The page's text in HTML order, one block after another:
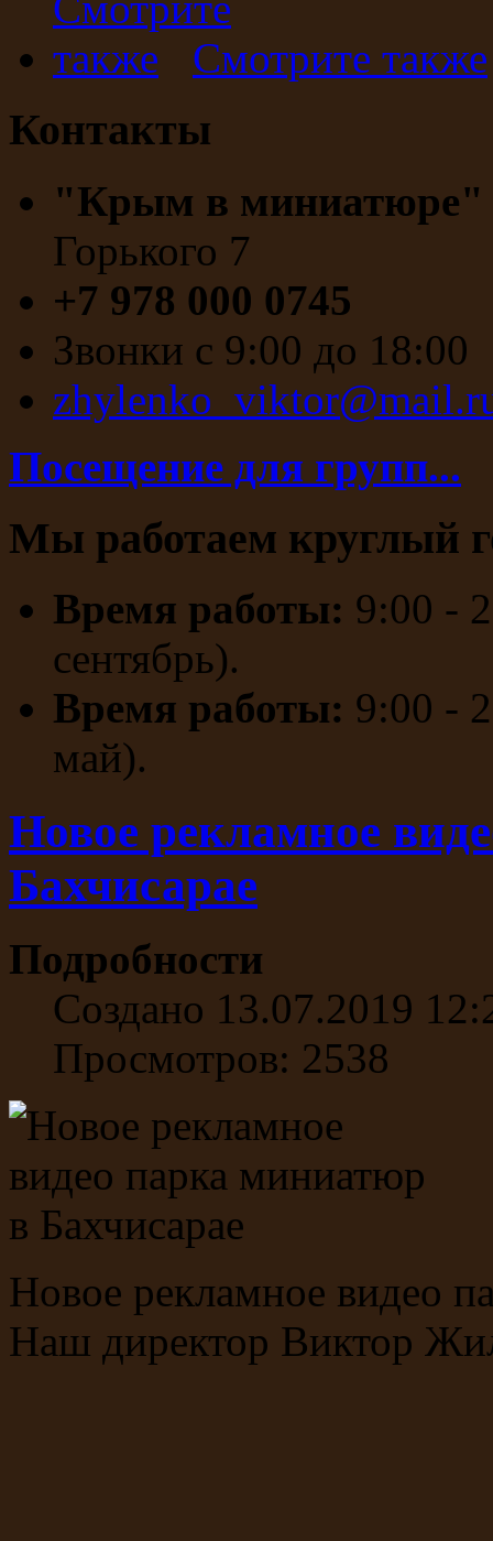
Смотрите также
Контакты
"Крым в
Горького 7
+7 978 000 0745
Звонки с 9:00 до 18:00
Посещение для групп...
Мы работаем круглый
Время работы: 9:00 -
сентябрь).
Время работы: 9:00 -
май).
Новое рекламное
Бахчисарае
Подробности
Создано 13.07.2019
Просмотров: 2538
Новое рекламное видео
Наш директор Виктор